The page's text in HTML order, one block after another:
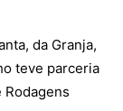
da Granja,
teve parceria